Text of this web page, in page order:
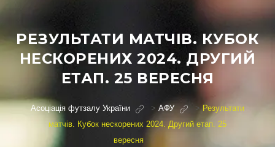
РЕЗУЛЬТАТИ МАТЧІВ. КУБОК
НЕСКОРЕНИХ 2024. ДРУГИЙ
ЕТАП. 25 ВЕРЕСНЯ
Асоціація футзалу України > АФУ >Результати
матчів. Кубок нескорених 2024. Другий етап. 25
вересня